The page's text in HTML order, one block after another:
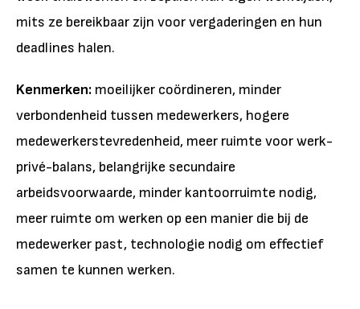
mits ze bereikbaar zijn voor vergaderingen en hun
deadlines halen.
Kenmerken: moeilijker coördineren, minder
verbondenheid tussen medewerkers, hogere
medewerkerstevredenheid, meer ruimte voor werk-
privé-balans, belangrijke secundaire
arbeidsvoorwaarde, minder kantoorruimte nodig,
meer ruimte om werken op een manier die bij de
medewerker past, technologie nodig om effectief
samen te kunnen werken.